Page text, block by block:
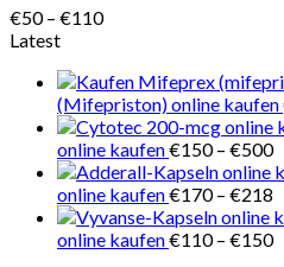
€50 – €110Preisspanne:
€110
Latest
(Mifepriston) online kaufen
online kaufen€150 – €500
online kaufen€170 – €218
online kaufen€110 – €150